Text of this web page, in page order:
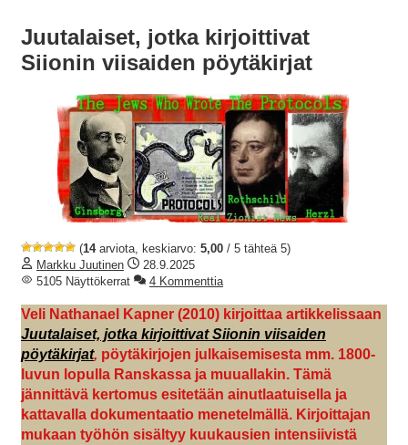
Juutalaiset, jotka kirjoittivat
Siionin viisaiden pöytäkirjat
(14arviota, keskiarvo: 5,00 / 5 tähteä 5)
Markku Juutinen
28.9.2025
5105 Näyttökerrat
4 Kommenttia
Veli Nathanael Kapner (2010) kirjoittaa artikkelissaan
Juutalaiset, jotka kirjoittivat Siionin viisaiden
pöytäkirjat, pöytäkirjojen julkaisemisesta mm. 1800-
luvun lopulla Ranskassa ja muuallakin. Tämä
jännittävä kertomus esitetään ainutlaatuisella ja
kattavalla dokumentaatio menetelmällä. Kirjoittajan
mukaan työhön sisältyy kuukausien intensiivistä